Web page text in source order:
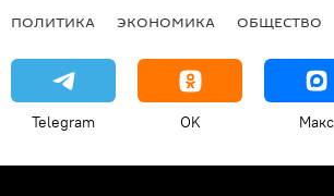
ПОЛИТИКА ЭКОНОМИКА ОБЩЕСТВО
Telegram OK Макс